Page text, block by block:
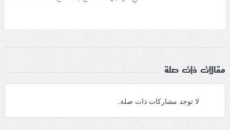
مقالات ذات صلة
لا توجد مشاركات ذات صلة.